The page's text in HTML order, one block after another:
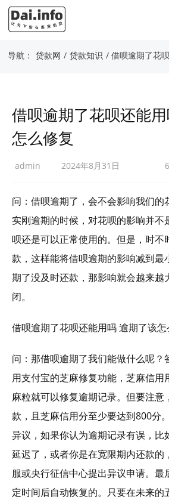
导航： 贷款网 / 贷款知识 / 借呗逾期了花呗
借呗逾期了花呗还能
怎么修复
admin 2024年8月31日
问：借呗逾期了，会不会影响我们的
实刚逾期的时候，对花呗的影响并不
呗还是可以正常使用的。但是，时不
款，这样能将借呗逾期的影响减到最
期了没及时还款，那影响就会越来越
闭。
借呗逾期了花呗还能用吗 逾期了该怎
问：那借呗逾期了我们能做什么呢？
用支付宝的芝麻修复功能，芝麻信用
麻粒就可以修复逾期记录。但要注意
款，且芝麻信用分至少要达到800分
异议，如果你认为逾期记录有误，比
延迟了，或者你是在宽限期内还款的
服或央行征信中心提出异议申请。最
定时间后自动恢复的。只要在未来的